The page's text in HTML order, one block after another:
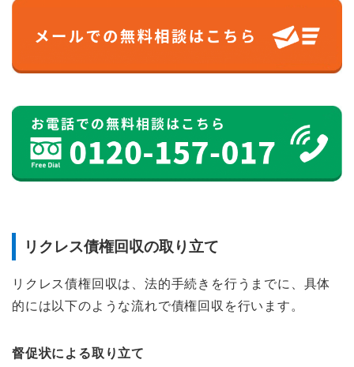
リクレス債権回収の取り立て
リクレス債権回収は、法的手続きを行うまでに、具体
的には以下のような流れで債権回収を行います。
督促状による取り立て